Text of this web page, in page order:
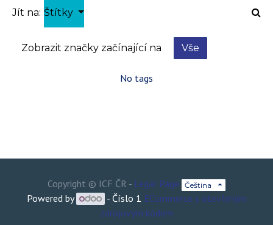
Jít na: Štítky
Zobrazit značky začínající na Vše
No tags
Copyright © ICF ČR - Legal Page Čeština
Powered by - Číslo 1 ECommerce s otevřeným
zdrojovým kódem